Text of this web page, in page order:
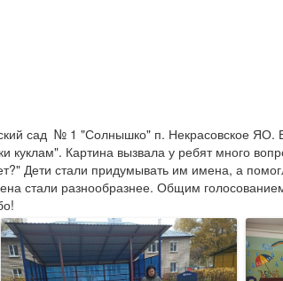
сад  № 1 "Солнышко" п. Некрасовское ЯО.
куклам". Картина вызвала у ребят много
Дети стали придумывать им имена, а
стали разнообразнее. Общим